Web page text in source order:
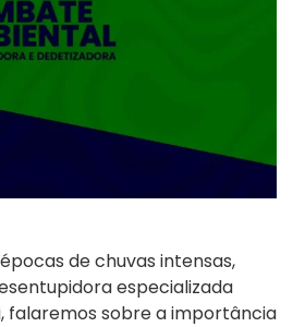
de chuvas intensas,
especializada
falaremos sobre a importância